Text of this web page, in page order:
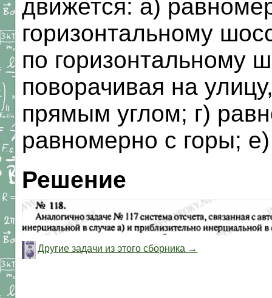
движется: а)
горизонтальному
по горизонтальному
поворачивая на
прямым углом; г)
равномерно с горы;
Решение
Другие задачи из этого сборника →